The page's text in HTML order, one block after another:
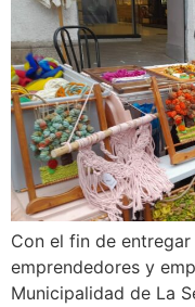
Con el fin de
emprendedores y
Municipalidad de La